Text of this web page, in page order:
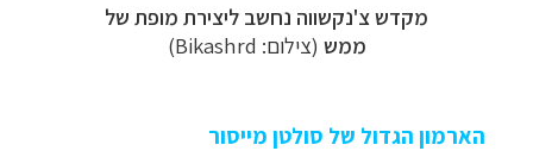
מקדש צ'נקשווה נחשב ליצירת מופת של
ממש (צילום: Bikashrd
)
הארמון הגדול של סולטן מייסור